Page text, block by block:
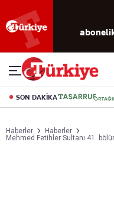
okuma
deneyimi
SON DAKİKA
Haberler
Haberler
Mehmed Fetihler Sultanı 41.